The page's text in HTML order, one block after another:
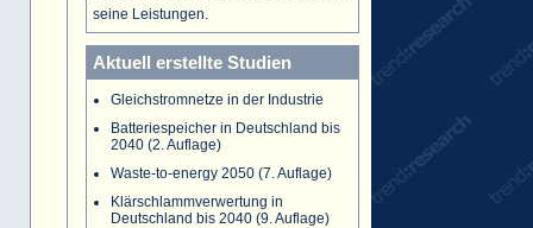
seine Leistungen.
Aktuell erstellte Studien
Gleichstromnetze in der Industrie
Batteriespeicher in Deutschland bis
2040 (2. Auflage)
Waste-to-energy 2050 (7. Auflage)
Klärschlammverwertung in
Deutschland bis 2040 (9. Auflage)